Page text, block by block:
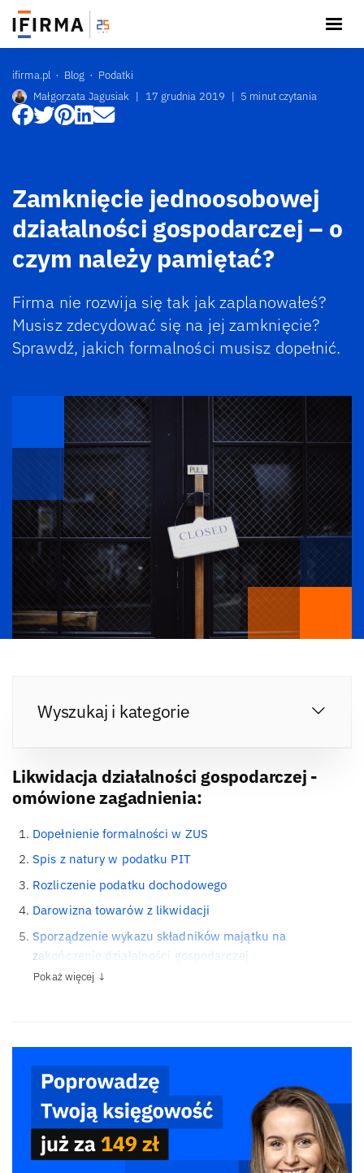
ifirma.pl Blog
Podatki
Małgorzata Jagusiak | 17 grudnia 2019 | 5 minut czytania
Zamknięcie jednoosobowej
działalności gospodarczej – o
czym należy pamiętać?
Firma nie rozwija się tak jak zaplanowałeś?
Musisz zdecydować się na jej zamknięcie?
Sprawdź, jakich formalności musisz dopełnić.
Wyszukaj i kategorie
Likwidacja działalności gospodarczej -
omówione zagadnienia:
Dopełnienie formalności w ZUS
Spis z natury w podatku PIT
Rozliczenie podatku dochodowego
Darowizna towarów z likwidacji
Sporządzenie wykazu składników majątku na
zakończenie działalności gospodarczej
Pokaż więcej ↓